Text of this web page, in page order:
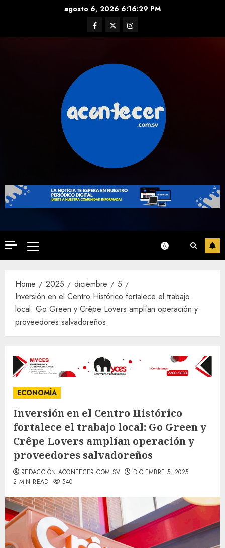
agosto 6, 2026 6:16:30 PM
Facebook
TwitterInstagram
Primary
Menu
Home 2025 diciembre
5
Inversión en el Centro Histórico fortalece el trabajo
local: Go Green y Crêpe Lovers amplían operación y
proveedores salvadoreños
ECONOMÍA
Inversión en el Centro Histórico
fortalece el trabajo local: Go Green y
Crêpe Lovers amplían operación y
proveedores salvadoreños
REDACCIÓN ACONTECER.COM.SV
DICIEMBRE 5, 2025
2 MIN READ
540